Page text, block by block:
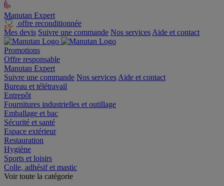
Manutan Expert
offre reconditionnée
Mes devis Suivre une commande Nos services Aide et contact
Promotions
Offre responsable
Manutan Expert
Suivre une commande Nos services Aide et contact
Bureau et télétravail
Entrepôt
Fournitures industrielles et outillage
Emballage et bac
Sécurité et santé
Espace extérieur
Restauration
Hygiène
Sports et loisirs
Colle, adhésif et mastic
Voir toute la catégorie